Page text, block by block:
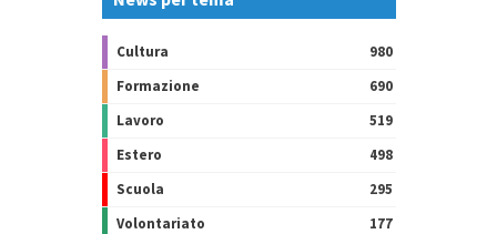
Cultura
980
Formazione
690
Lavoro
519
Estero
498
Scuola
295
Volontariato
177